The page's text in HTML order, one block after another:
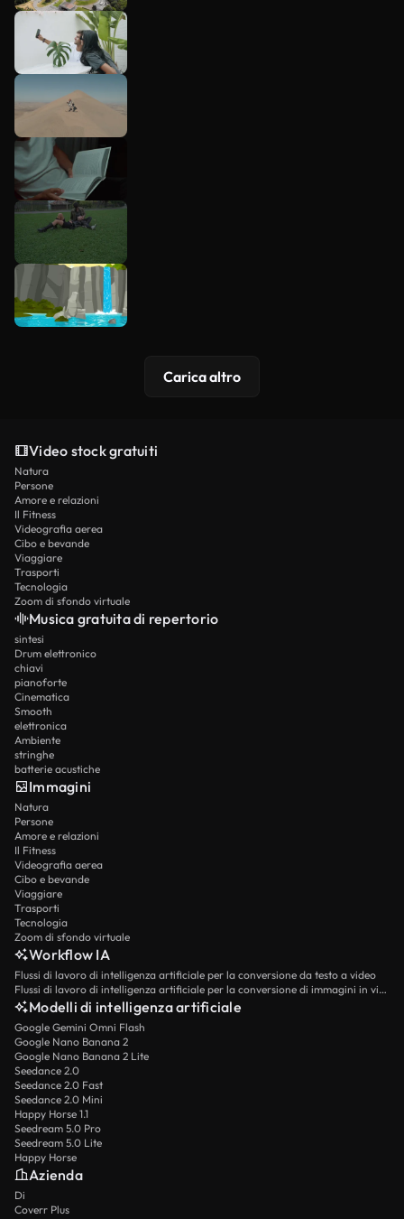
Carica altro
Video stock gratuiti
Natura
Persone
Amore e relazioni
Il Fitness
Videografia aerea
Cibo e bevande
Viaggiare
Trasporti
Tecnologia
Zoom di sfondo virtuale
Musica gratuita di repertorio
sintesi
Drum elettronico
chiavi
pianoforte
Cinematica
Smooth
elettronica
Ambiente
stringhe
batterie acustiche
Immagini
Natura
Persone
Amore e relazioni
Il Fitness
Videografia aerea
Cibo e bevande
Viaggiare
Trasporti
Tecnologia
Zoom di sfondo virtuale
Workflow IA
Flussi di lavoro di intelligenza artificiale per la conversione da testo a video
Flussi di lavoro di intelligenza artificiale per la conversione di immagini in video
Modelli di intelligenza artificiale
Google Gemini Omni Flash
Google Nano Banana 2
Google Nano Banana 2 Lite
Seedance 2.0
Seedance 2.0 Fast
Seedance 2.0 Mini
Happy Horse 1.1
Seedream 5.0 Pro
Seedream 5.0 Lite
Happy Horse
Azienda
Di
Coverr Plus